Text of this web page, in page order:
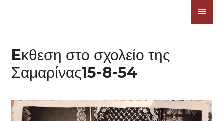
Eκθεση στο σχολείο της
Σαμαρίνας15-8-54